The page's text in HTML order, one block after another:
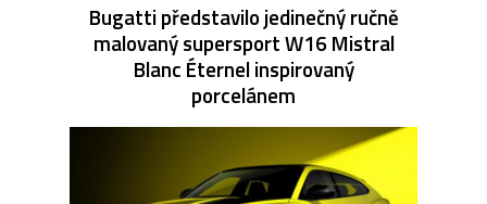
Bugatti představilo jedinečný ručně
malovaný supersport W16 Mistral
Blanc Éternel inspirovaný
porcelánem